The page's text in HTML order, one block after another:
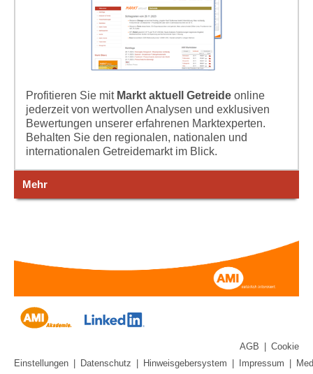
Profitieren Sie mit Markt aktuell Getreide online
jederzeit von wertvollen Analysen und exklusiven
Bewertungen unserer erfahrenen Marktexperten.
Behalten Sie den regionalen, nationalen und
internationalen Getreidemarkt im Blick.
Mehr
AGB
Cookie
Einstellungen
Datenschutz Hinweisgebersystem Impressum